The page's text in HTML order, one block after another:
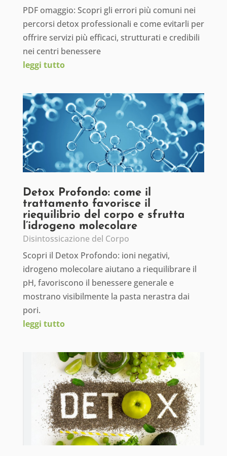
PDF omaggio: Scopri gli errori più comuni nei
percorsi detox professionali e come evitarli per
offrire servizi più efficaci, strutturati e credibili
nei centri benessere
leggi tutto
Detox Profondo: come il
trattamento favorisce il
riequilibrio del corpo e sfrutta
l’idrogeno molecolare
Disintossicazione del Corpo
Scopri il Detox Profondo: ioni negativi,
idrogeno molecolare aiutano a riequilibrare il
pH, favoriscono il benessere generale e
mostrano visibilmente la pasta nerastra dai
pori.
leggi tutto